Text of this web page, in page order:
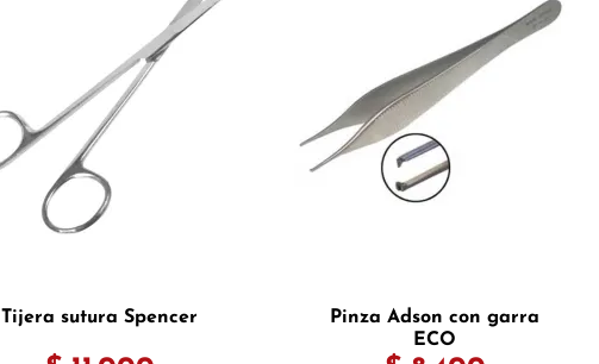
Tijera sutura Spencer
Pinza Adson con garra
ECO